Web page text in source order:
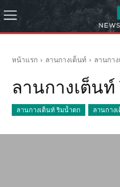
หน้าแรก ลานกางเต็นท์ ลานกา
ลานกางเต็นท์
ลานกางเต็นท์ ริมน้ำตก ลานกาง